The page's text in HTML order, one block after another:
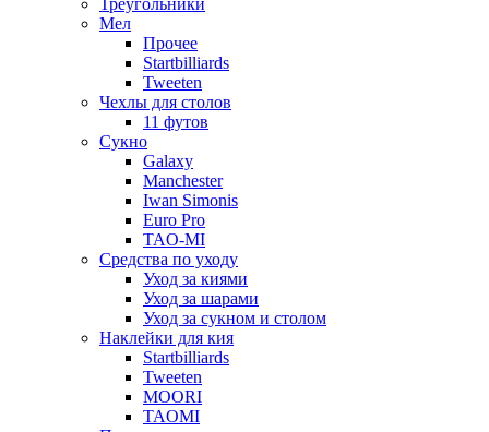
Треугольники
Мел
Прочее
Startbilliards
Tweeten
Чехлы для столов
11 футов
Сукно
Galaxy
Manchester
Iwan Simonis
Euro Pro
TAO-MI
Средства по уходу
Уход за киями
Уход за шарами
Уход за сукном и столом
Наклейки для кия
Startbilliards
Tweeten
MOORI
TAOMI